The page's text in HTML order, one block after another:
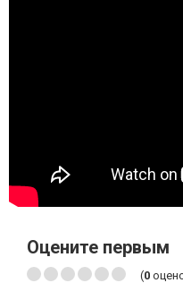
Оцените первым
(0